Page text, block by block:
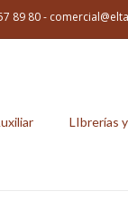
89 80 -
LIbrerías